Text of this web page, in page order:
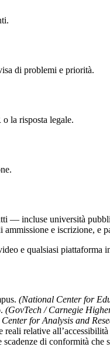
di problemi e priorità.
la risposta legale.
— incluse università
e iscrizione, e
e qualsiasi piattaforma
(National Center for
(GovTech / Carnegie
for Analysis and
reali relative
di conformità che